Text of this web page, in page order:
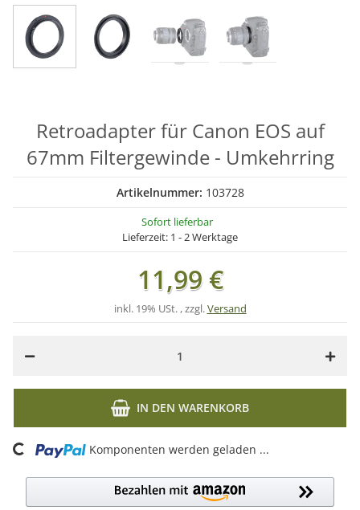
Retroadapter für Canon EOS auf
67mm Filtergewinde - Umkehrring
Artikelnummer: 103728
Sofort lieferbar
Lieferzeit: 1 - 2 Werktage
11,99 €
inkl. 19% USt. , zzgl.Versand
IN DEN WARENKORB
Komponenten werden geladen ...